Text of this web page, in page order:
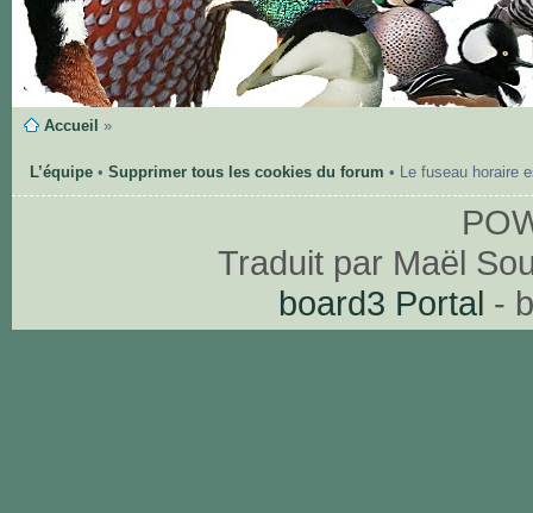
Accueil »
L’équipe• Supprimer tous les cookies du forum • Le fuseau horaire
Traduit par Maël
board3 Portal -